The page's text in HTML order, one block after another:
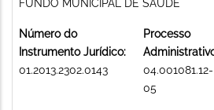
FUNDO MUNICIPAL DE SAÚDE
Número do
Instrumento Jurídico:
01.2013.2302.0143
Processo
04.001081.12-
05